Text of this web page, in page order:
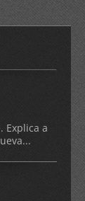
Explica a